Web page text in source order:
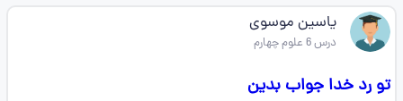
یاسین موسوی
درس 6 علوم چهارم
تو رد خدا جواب بدین